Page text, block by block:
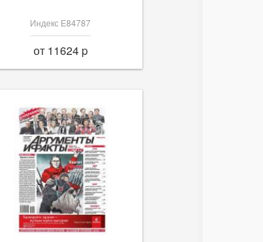
Индекс Е84787
от 11624 p